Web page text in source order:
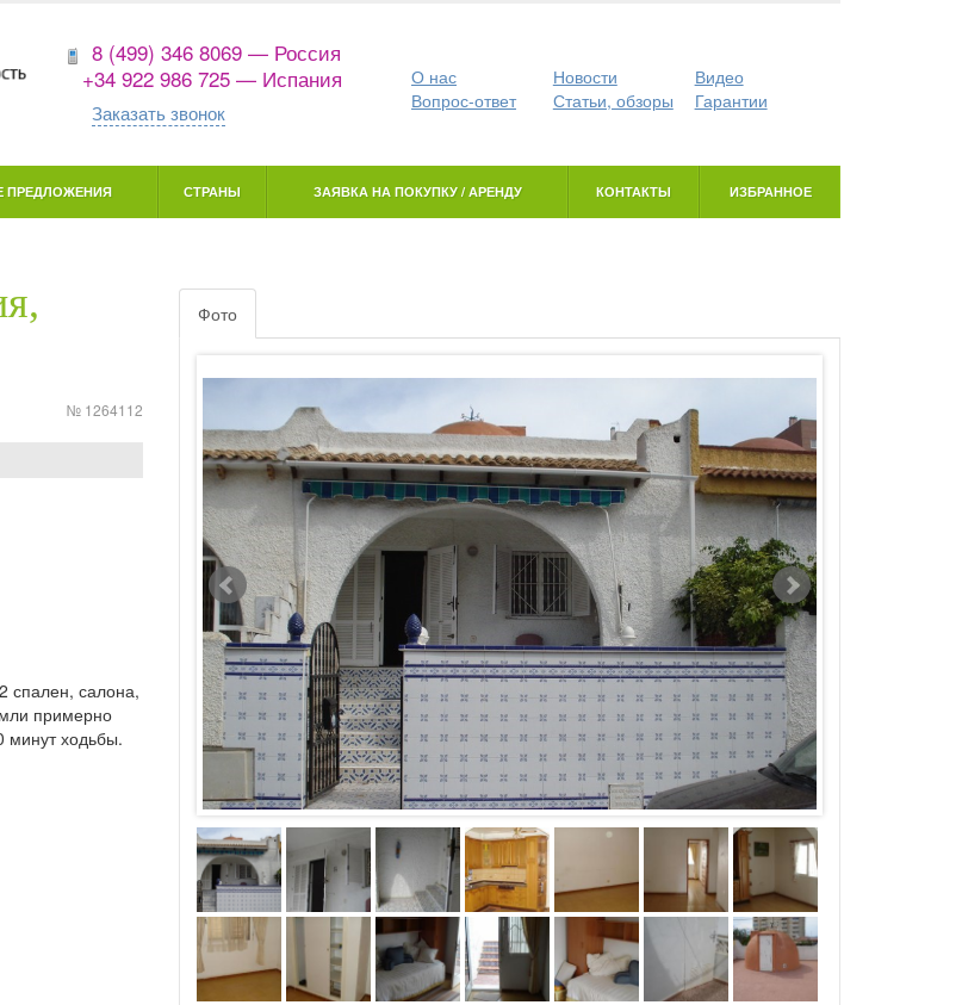
8 (499) 346 8069 — Россия
+34 922 986 725 — Испания
Заказать звонок
О нас Новости
Видео
Вопрос-ответ
Статьи, обзоры Гарантии
ПРЕДЛОЖЕНИЯ СТРАНЫ ЗАЯВКА НА ПОКУПКУ / АРЕНДУ КОНТАКТЫ ИЗБРАННОЕ
№ 1264112
спален, салона,
примерно
минут ходьбы.
Фото